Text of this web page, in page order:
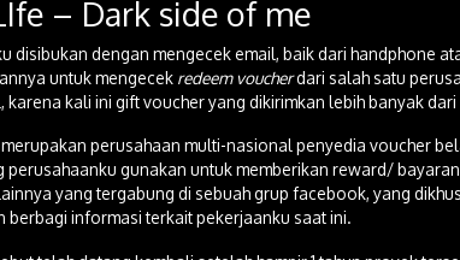
– Dark side of me
disibukan dengan mengecek email, baik dari handphone
untuk mengecek redeem voucherdari salah satu
karena kali ini gift voucher yang dikirimkan lebih banyak
perusahaan multi-nasional penyedia voucher
perusahaanku gunakan untuk memberikan reward/
yang tergabung di sebuah grup facebook, yang
berbagi informasi terkait pekerjaanku saat ini.